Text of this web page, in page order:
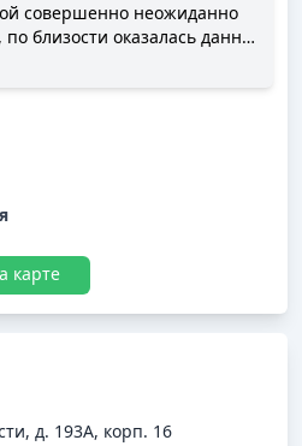
совершенно неожиданно
близости оказалась данное
машину к ним и выявить
в случае чего
карте
д. 193А, корп. 16